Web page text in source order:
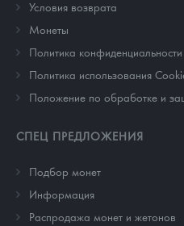
Условия возврата
Монеты
Политика конфиденциальности
Политика использования
Положение по обработке и
СПЕЦ ПРЕДЛОЖЕНИЯ
Подбор монет
Информация
Распродажа монет и жетонов